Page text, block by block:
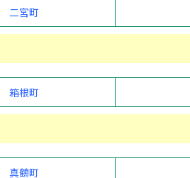
二宮町
箱根町
真鶴町